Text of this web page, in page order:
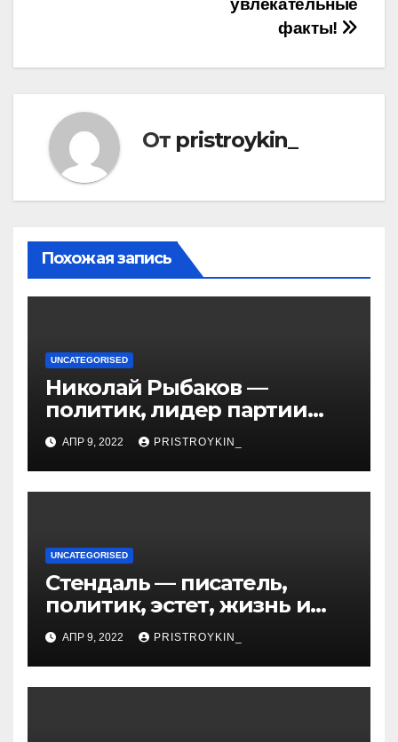
увлекательные
факты!
От pristroykin_
Похожая запись
UNCATEGORISED
Николай Рыбаков —
политик, лидер партии
Яблоко и его биография
АПР 9, 2022 PRISTROYKIN_
UNCATEGORISED
Стендаль — писатель,
политик, эстет, жизнь и
творчество одного из
величайших литературных
гении XIX века
АПР 9, 2022 PRISTROYKIN_